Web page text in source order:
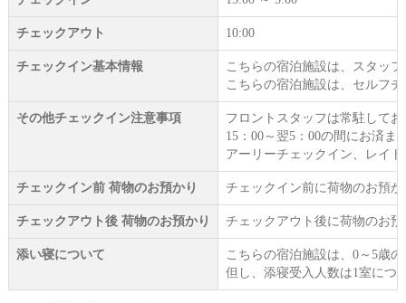
チェックアウト 10:00
チェックイン基本情報
こちらの宿泊施設は、スタッ
こちらの宿泊施設は、セルフ
その他チェックイン注意事項
フロントスタッフは常駐して
15：00～翌5：00の間にお済ま
アーリーチェックイン、レイ
チェックイン前 荷物のお預かり チェックイン前に荷物のお預
チェックアウト後 荷物のお預かり チェックアウト後に荷物のお
添い寝について
こちらの宿泊施設は、0～5歳
但し、添寝受入人数は1室につ